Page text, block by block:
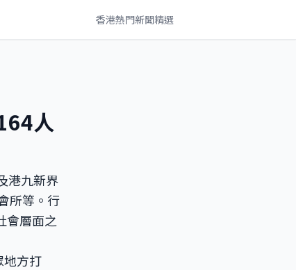
香港熱門新聞精選
人
港九新界
所等。行
會層面之
地方打